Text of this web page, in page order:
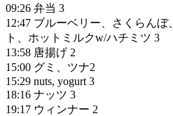
09:26 弁当 3
12:47 ブルーベリー、さくらん
ト、ホットミルクw/ハチミツ 3
13:58 唐揚げ 2
15:00 グミ、ツナ2
15:29 nuts, yogurt 3
18:16 ナッツ 3
19:17 ウィンナー 2